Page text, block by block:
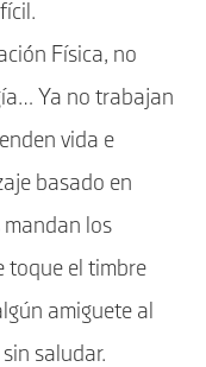
Física, no
Ya no trabajan
vida e
basado en
mandan los
toque el timbre
amiguete al
saludar.